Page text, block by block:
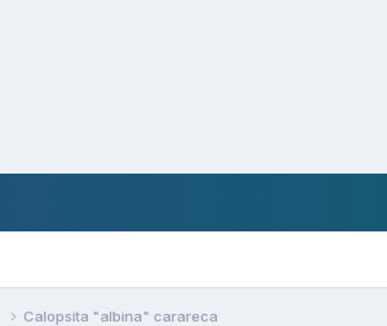
Calopsita "albina" carareca